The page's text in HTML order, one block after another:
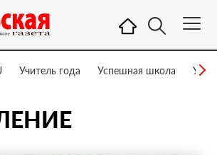
Учитель года Успешная школа